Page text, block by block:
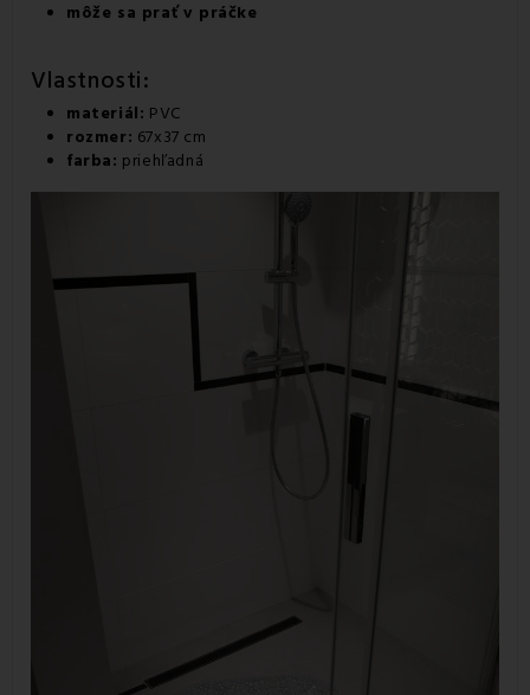
môže sa prať v práčke
Vlastnosti:
materiál: PVC
rozmer: 67x37 cm
farba: priehľadná